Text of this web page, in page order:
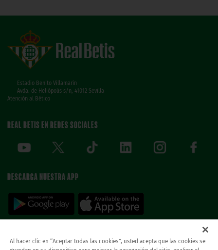
Estadio Benito Villamarín
Avda. de Heliópolis s/n, 41012 Sevilla
Atención al Bético
REAL BETIS EN REDES SOCIALES
DESCARGA NUESTRA APP
Al hacer clic en “Aceptar todas las cookies”, usted acepta que las cookies se